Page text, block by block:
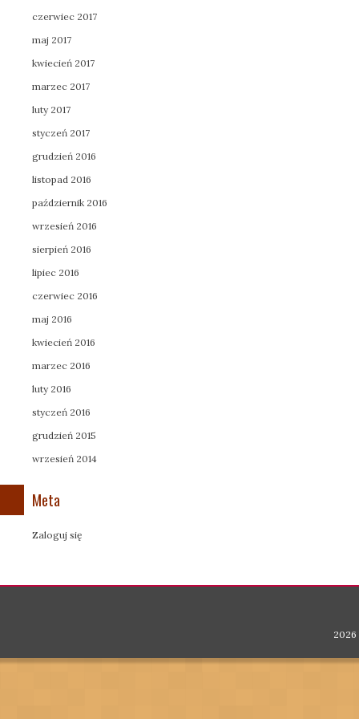
czerwiec 2017
maj 2017
kwiecień 2017
marzec 2017
luty 2017
styczeń 2017
grudzień 2016
listopad 2016
październik 2016
wrzesień 2016
sierpień 2016
lipiec 2016
czerwiec 2016
maj 2016
kwiecień 2016
marzec 2016
luty 2016
styczeń 2016
grudzień 2015
wrzesień 2014
Meta
Zaloguj się
2026